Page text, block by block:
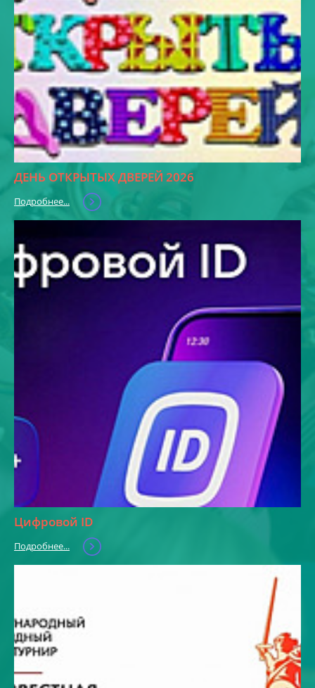
ДЕНЬ ОТКРЫТЫХ ДВЕРЕЙ 2026
Подробнее...
Цифровой ID
Подробнее...